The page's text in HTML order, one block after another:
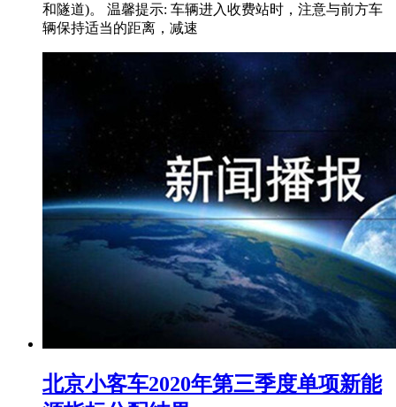
和隧道)。 温馨提示: 车辆进入收费站时，注意与前方车
辆保持适当的距离，减速
北京小客车2020年第三季度单项新能